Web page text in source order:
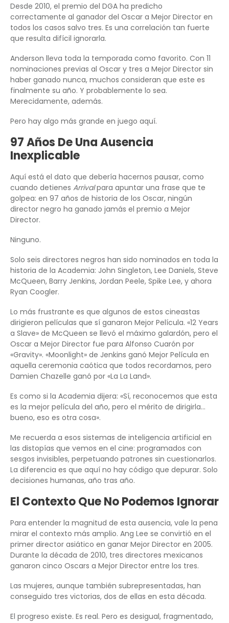
Desde 2010, el premio del DGA ha predicho
correctamente al ganador del Oscar a Mejor Director en
todos los casos salvo tres. Es una correlación tan fuerte
que resulta difícil ignorarla.
Anderson lleva toda la temporada como favorito. Con 11
nominaciones previas al Oscar y tres a Mejor Director sin
haber ganado nunca, muchos consideran que este es
finalmente su año. Y probablemente lo sea.
Merecidamente, además.
Pero hay algo más grande en juego aquí.
97 Años De Una Ausencia
Inexplicable
Aquí está el dato que debería hacernos pausar, como
cuando detienes Arrivalpara apuntar una frase que te
golpea: en 97 años de historia de los Oscar, ningún
director negro ha ganado jamás el premio a Mejor
Director.
Ninguno.
Solo seis directores negros han sido nominados en toda la
historia de la Academia: John Singleton, Lee Daniels, Steve
McQueen, Barry Jenkins, Jordan Peele, Spike Lee, y ahora
Ryan Coogler.
Lo más frustrante es que algunos de estos cineastas
dirigieron películas que sí ganaron Mejor Película. «12 Years
a Slave» de McQueen se llevó el máximo galardón, pero el
Oscar a Mejor Director fue para Alfonso Cuarón por
«Gravity». «Moonlight» de Jenkins ganó Mejor Película en
aquella ceremonia caótica que todos recordamos, pero
Damien Chazelle ganó por «La La Land».
Es como si la Academia dijera: «Sí, reconocemos que esta
es la mejor película del año, pero el mérito de dirigirla…
bueno, eso es otra cosa».
Me recuerda a esos sistemas de inteligencia artificial en
las distopías que vemos en el cine: programados con
sesgos invisibles, perpetuando patrones sin cuestionarlos.
La diferencia es que aquí no hay código que depurar. Solo
decisiones humanas, año tras año.
El Contexto Que No Podemos Ignorar
Para entender la magnitud de esta ausencia, vale la pena
mirar el contexto más amplio. Ang Lee se convirtió en el
primer director asiático en ganar Mejor Director en 2005.
Durante la década de 2010, tres directores mexicanos
ganaron cinco Oscars a Mejor Director entre los tres.
Las mujeres, aunque también subrepresentadas, han
conseguido tres victorias, dos de ellas en esta década.
El progreso existe. Es real. Pero es desigual, fragmentado,